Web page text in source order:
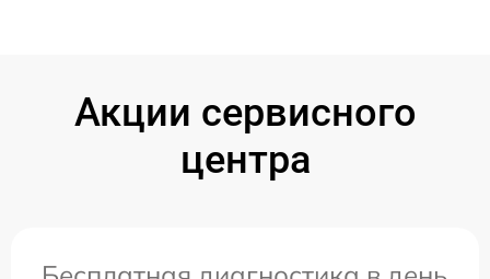
Акции сервисного
центра